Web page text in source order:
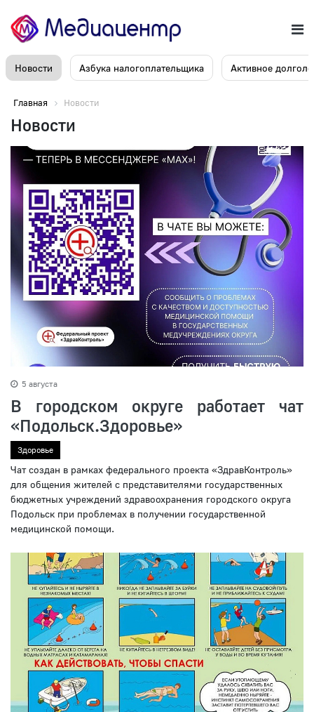
Новости Азбука налогоплательщика Активное
Главная Новости
Новости
5 августа
В городском округе работает чат
«Подольск.Здоровье»
Здоровье
Чат создан в рамках федерального проекта «ЗдравКонтроль»
для общения жителей с представителями государственных
бюджетных учреждений здравоохранения городского округа
Подольск при проблемах в получении государственной
медицинской помощи.